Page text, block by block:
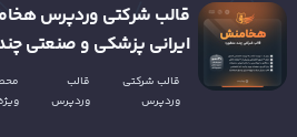
قالب شرکتی وردپرس
ایرانی پزشکی و صنعتی
قالب شرکتی
وردپرس
قالب
وردپرس